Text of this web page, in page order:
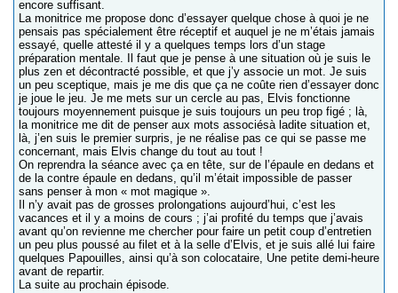
encore suffisant.
La monitrice me propose donc d’essayer quelque chose à quoi je ne
pensais pas spécialement être réceptif et auquel je ne m’étais jamais
essayé, quelle attesté il y a quelques temps lors d’un stage
préparation mentale. Il faut que je pense à une situation où je suis le
plus zen et décontracté possible, et que j’y associe un mot. Je suis
un peu sceptique, mais je me dis que ça ne coûte rien d’essayer donc
je joue le jeu. Je me mets sur un cercle au pas, Elvis fonctionne
toujours moyennement puisque je suis toujours un peu trop figé ; là,
la monitrice me dit de penser aux mots associésà ladite situation et,
là, j’en suis le premier surpris, je ne réalise pas ce qui se passe me
concernant, mais Elvis change du tout au tout !
On reprendra la séance avec ça en tête, sur de l’épaule en dedans et
de la contre épaule en dedans, qu’il m’était impossible de passer
sans penser à mon « mot magique ».
Il n’y avait pas de grosses prolongations aujourd’hui, c’est les
vacances et il y a moins de cours ; j’ai profité du temps que j’avais
avant qu’on revienne me chercher pour faire un petit coup d’entretien
un peu plus poussé au filet et à la selle d’Elvis, et je suis allé lui faire
quelques Papouilles, ainsi qu’à son colocataire, Une petite demi-heure
avant de repartir.
La suite au prochain épisode.